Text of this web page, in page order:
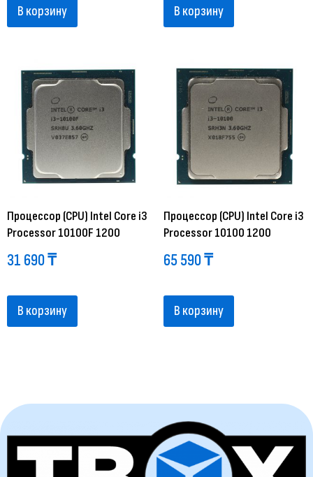
В корзину В корзину
Процессор (CPU) Intel Core i3
Processor 10100F 1200
31 690₸
В корзину
Процессор (CPU) Intel Core i3
Processor 10100 1200
65 590₸
В корзину